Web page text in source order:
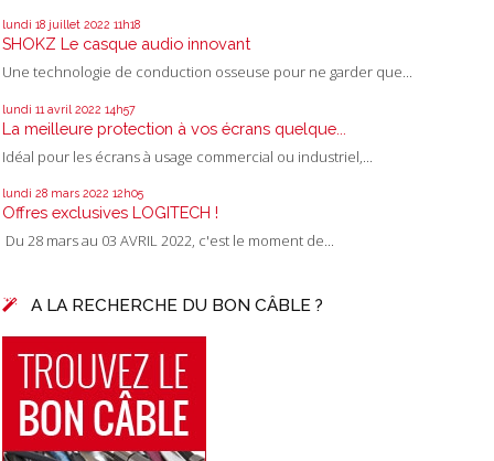
lundi 18 juillet 2022 11h18
SHOKZ Le casque audio innovant
Une technologie de conduction osseuse pour ne garder que...
lundi 11 avril 2022 14h57
La meilleure protection à vos écrans quelque...
Idéal pour les écrans à usage commercial ou industriel,...
lundi 28 mars 2022 12h05
Offres exclusives LOGITECH !
Du 28 mars au 03 AVRIL 2022, c'est le moment de...
A LA RECHERCHE DU BON CÂBLE ?
annuaire gratuit-
paris excursion-
backlink-
Evasion-
recherche trouve
-référencement
Liens Web-
Annuaire
Magouilla-
généraliste
Generaliste
Gratuit-annuaire
référencement--
Annuaire
Underground --